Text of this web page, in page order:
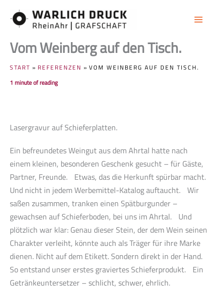
Inhalt
Vom Weinberg auf den Tisch.
START REFERENZEN
VOM WEINBERG AUF DEN TISCH.
1 minute of reading
Lasergravur auf Schieferplatten.
Ein befreundetes Weingut aus dem Ahrtal hatte nach
einem kleinen, besonderen Geschenk gesucht – für Gäste,
Partner, Freunde. Etwas, das die Herkunft spürbar macht.
Und nicht in jedem Werbemittel-Katalog auftaucht. Wir
saßen zusammen, tranken einen Spätburgunder –
gewachsen auf Schieferboden, bei uns im Ahrtal. Und
plötzlich war klar: Genau dieser Stein, der dem Wein seinen
Charakter verleiht, könnte auch als Träger für ihre Marke
dienen. Nicht auf dem Etikett. Sondern direkt in der Hand.
So entstand unser erstes graviertes Schieferprodukt. Ein
Getränkeuntersetzer – schlicht, schwer, ehrlich.